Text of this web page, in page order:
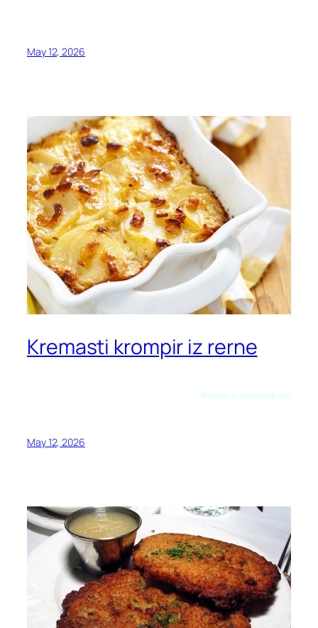
May 12, 2026
Kremasti krompir iz rerne
Preuzeto sa irishcentral.com
May 12, 2026